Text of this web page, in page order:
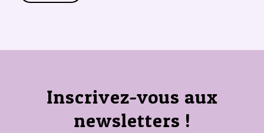
Inscrivez-vous aux
newsletters !